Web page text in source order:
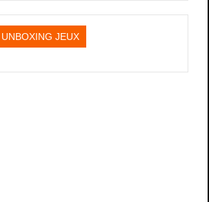
UNBOXING JEUX